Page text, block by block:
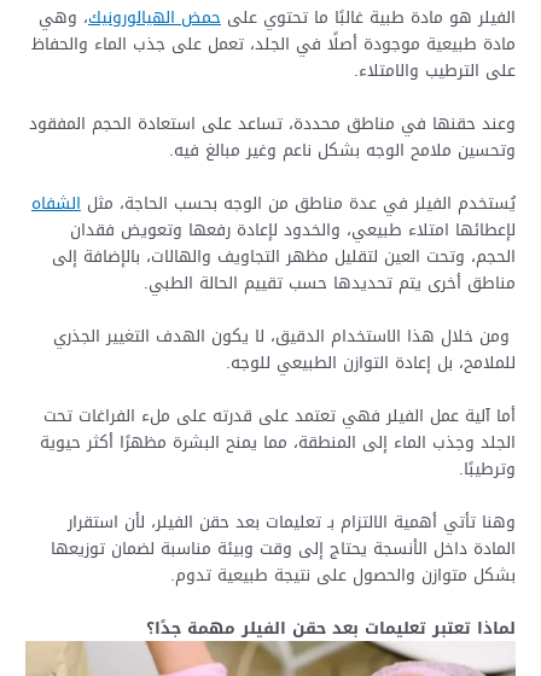
الفيلر هو مادة طبية غالبًا ما تحتوي علىحمض الهيالورونيك، وهي
مادة طبيعية موجودة أصلًا في الجلد، تعمل على جذب الماء والحفاظ
على الترطيب والامتلاء.
وعند حقنها في مناطق محددة، تساعد على استعادة الحجم المفقود
وتحسين ملامح الوجه بشكل ناعم وغير مبالغ فيه.
يُستخدم الفيلر في عدة مناطق من الوجه بحسب الحاجة، مثلالشفاه
لإعطائها امتلاء طبيعي، والخدود لإعادة رفعها وتعويض فقدان
الحجم، وتحت العين لتقليل مظهر التجاويف والهالات، بالإضافة إلى
مناطق أخرى يتم تحديدها حسب تقييم الحالة الطبي.
ومن خلال هذا الاستخدام الدقيق، لا يكون الهدف التغيير الجذري
للملامح، بل إعادة التوازن الطبيعي للوجه.
أما آلية عمل الفيلر فهي تعتمد على قدرته على ملء الفراغات تحت
الجلد وجذب الماء إلى المنطقة، مما يمنح البشرة مظهرًا أكثر حيوية
وترطيبًا.
وهنا تأتي أهمية الالتزام بـ تعليمات بعد حقن الفيلر، لأن استقرار
المادة داخل الأنسجة يحتاج إلى وقت وبيئة مناسبة لضمان توزيعها
بشكل متوازن والحصول على نتيجة طبيعية تدوم.
لماذا تعتبر تعليمات بعد حقن الفيلر مهمة جدًا؟